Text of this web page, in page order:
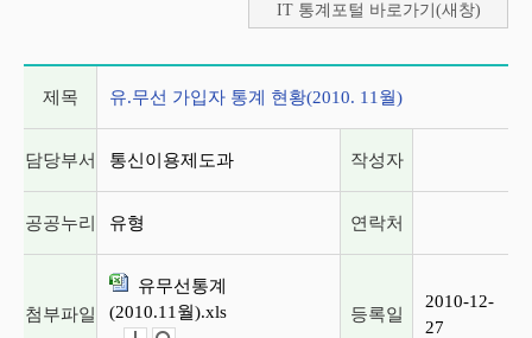
IT 통계포털 바로가기(새창)
제목 유.무선 가입자 통계 현황(2010. 11월)
담당부서 통신이용제도과 작성자
공공누리 유형 연락처
첨부파일
유무선통계
(2010.11월).xls
등록일
2010-12-
27